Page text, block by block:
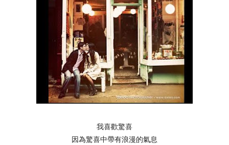
我喜歡驚喜
因為驚喜中帶有浪漫的氣息